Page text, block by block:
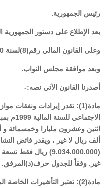
رئيس الجمهورية.
بعد الإطلاع على دستور الجمهورية
وعلى القانون المالي رقم(8)لسنة 1990م
وبعد موافقة مجلس النواب.
أصدرنا القانون الآتي نصه:-
مادة(1): تقدر إيرادات ونفقات
اثنين وعشرون مليارا وخمسمائة و
ألف ريال لا غير ، ويقدر فائض
(9.034.000.000)
ريال فقط تسعة
غير. وفقاً للجدول حرف(د)المرفق.
مادة(2): تعتبر التأشيرات